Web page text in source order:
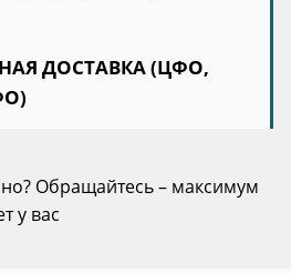
ДОСТАВКА (ЦФО,
Обращайтесь – максимум
у вас